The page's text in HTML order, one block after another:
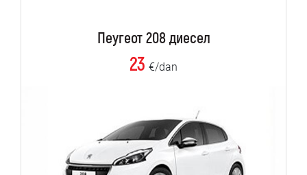
Пеугеот 208 диесел
23 €/dan